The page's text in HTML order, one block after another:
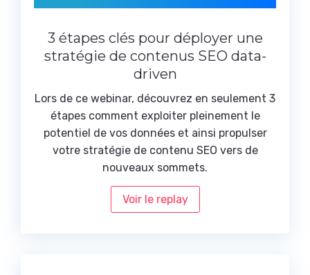
3 étapes clés pour déployer une
stratégie de contenus SEO data-
driven
Lors de ce webinar, découvrez en seulement 3
étapes comment exploiter pleinement le
potentiel de vos données et ainsi propulser
votre stratégie de contenu SEO vers de
nouveaux sommets.
Voir le replay